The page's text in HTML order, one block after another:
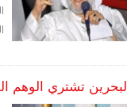
البحرين تشتري الوهم